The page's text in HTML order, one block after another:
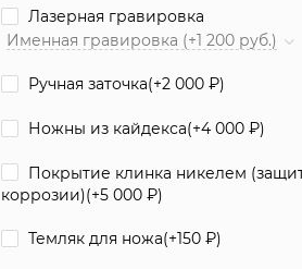
Лазерная гравировка
Именная гравировка (+1 200 руб.)
Ручная заточка(+2 000₽)
Ножны из кайдекса(+4 000₽)
Покрытие клинка никелем
коррозии)(+5 000₽)
Темляк для ножа(+150₽)